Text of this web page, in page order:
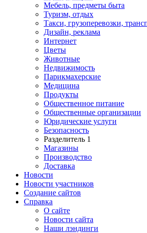
Мебель, предметы быта
Туризм, отдых
Такси, грузоперевозки,
Дизайн, реклама
Интернет
Цветы
Животные
Недвижимость
Парикмахерские
Медицина
Продукты
Общественное питание
Общественные организации
Юридические услуги
Безопасность
Разделитель 1
Магазины
Производство
Доставка
Новости
Новости участников
Создание сайтов
Справка
О сайте
Новости сайта
Наши лэндинги